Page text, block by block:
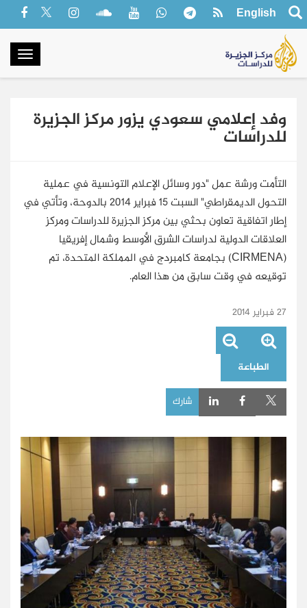
English
وفد إعلامي سعودي يزور مركز الجزيرة
للدراسات
التأمت ورشة عمل "دور وسائل الإعلام التونسية في عملية
التحول الديمقراطي" السبت 15 فبراير 2014 بالدوحة، وتأتي في
إطار اتفاقية تعاون بحثي بين مركز الجزيرة للدراسات ومركز
العلاقات الدولية لدراسات الشرق الأوسط وشمال إفريقيا
(CIRMENA) بجامعة كامبردج في المملكة المتحدة، تم
توقيعه في وقت سابق من هذا العام.
27 فبراير 2014
الطباعة
شارك